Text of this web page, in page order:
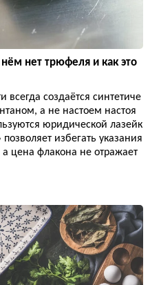
нет трюфеля и как это
создаётся синтетиче
а не настоем настоя
юридической лазейк
избегать указания
цена флакона не отражает